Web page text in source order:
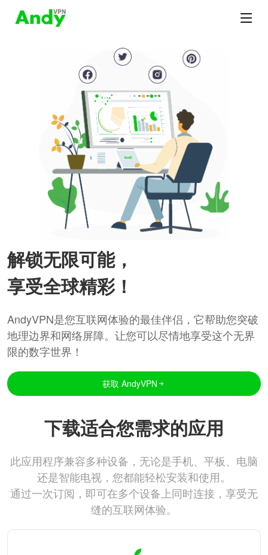
解锁无限可能，
享受全球精彩！
AndyVPN是您互联网体验的最佳伴侣，它帮助您突破
地理边界和网络屏障。让您可以尽情地享受这个无界
限的数字世界！
获取 AndyVPN
下载适合您需求的应用
此应用程序兼容多种设备，无论是手机、平板、电脑
还是智能电视，您都能轻松安装和使用。
通过一次订阅，即可在多个设备上同时连接，享受无
缝的互联网体验。